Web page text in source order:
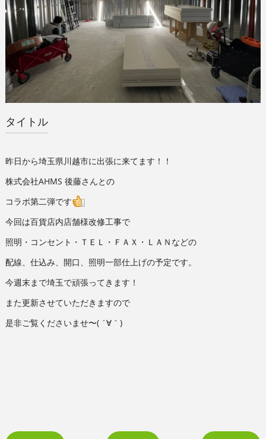
タイトル
昨日から埼玉県川越市に出張に来てます！！
株式会社AHMS 後藤さんとの
コラボ第二弾です
今回は百貨店内店舗様改修工事で
照明・コンセント・ＴＥＬ・ＦＡＸ・ＬＡＮなどの
配線、仕込み、開口、照明一部仕上げの予定です。
今週末まで埼玉で頑張ってきます！
また更新させていただきますので
是非ご覧くださいませ〜( ´∀｀)